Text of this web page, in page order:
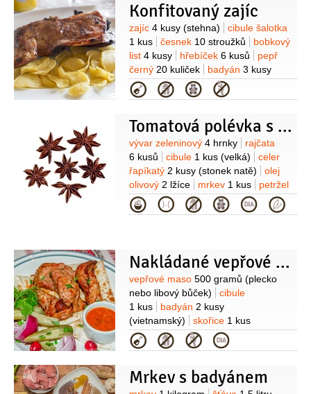
hlava1 kus
kapří kostra
1 kus
bobkový list1 kus
nové
koření 10 kuliček
pepř černý
30 kuliček
kapří vnitřnosti1 kus
(očištěné srdce)
kapří vnitřnosti
(mlíčí nebo jikry)
sůl
Konfitovaný zajíc
Suroviny
zajíc 4 kusy (stehna)
cibule šalotka
1 kus
česnek 10 stroužků
bobkový
list 4 kusy hřebíček 6 kusů
pepř
černý 20 kuliček badyán 3 kusy
(hvězdy)
jalovec 10 kuliček
1 svazek (čerstvý)
Kategorie
Tomatová polévka s badyánem
Suroviny
vývar zeleninový 4 hrnky
rajčata
6 kusů
cibule 1 kus (velká)
celer
řapíkatý 2 kusy (stonek natě)
olej
olivový 2 lžíce mrkev 1 kus
petržel
hladkolistá
1 lžíce
(najemno
pokrájená)
badyán6 kusů
Kategorie
Nakládané vepřové maso Thit Ngam Nuoc Mam
Suroviny
vepřové maso 500 gramů (plecko
nebo libový bůček)
cibule
1 kus
badyán 2 kusy
(vietnamský)
skořice 1 kus
(vietnamská)
kardamom
1 lžička
ocet2 lžíce (kvasný
1 lžíce
Kategorie
Mrkev s badyánem